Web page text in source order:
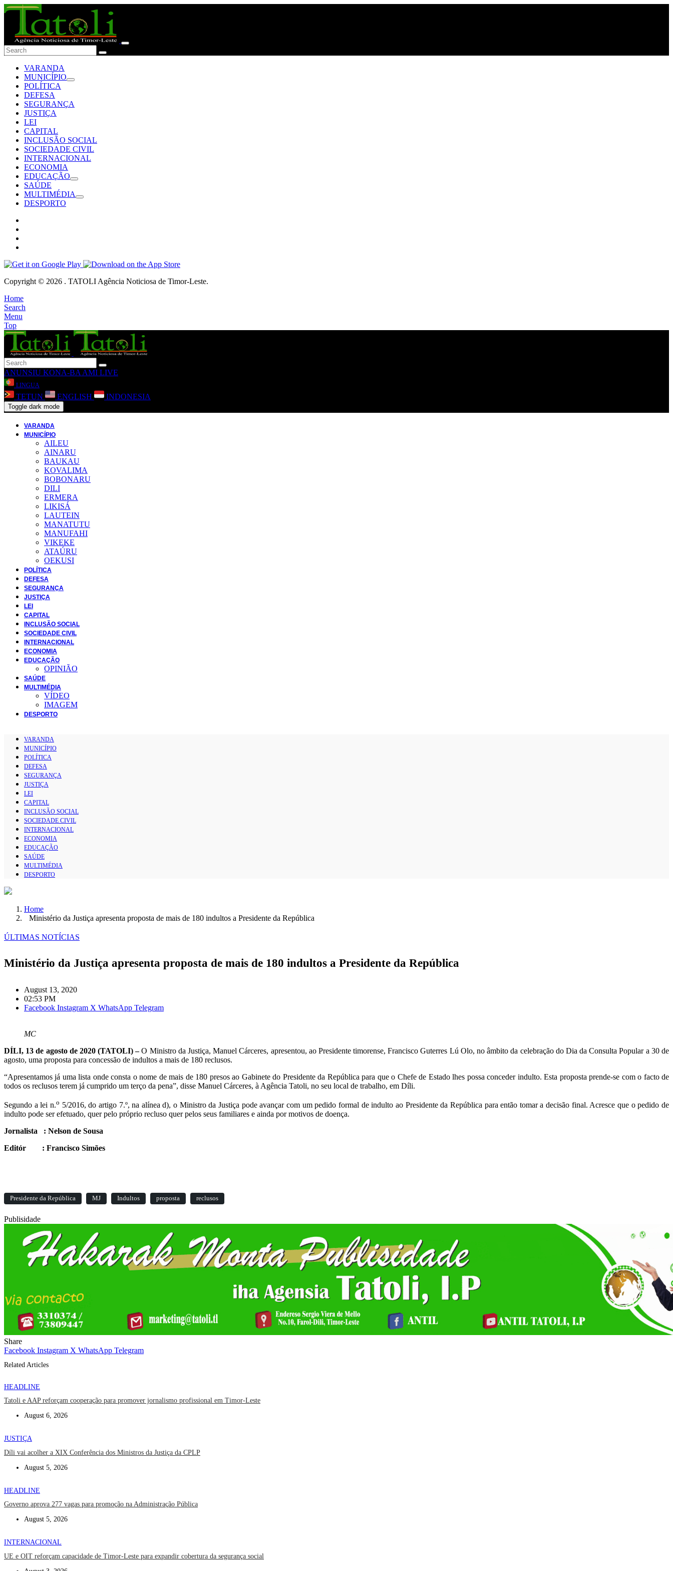
VARANDA
MUNICÍPIO
POLÍTICA
DEFESA
SEGURANÇA
JUSTIÇA
LEI
CAPITAL
INCLUSÃO SOCIAL
SOCIEDADE CIVIL
INTERNACIONAL
ECONOMIA
EDUCAÇÃO
SAÚDE
MULTIMÉDIA
DESPORTO
Copyright © 2026 . TATOLI Agência Noticiosa de Timor-Leste.
Home
Search
Menu
Top
ANUNSIU KONA-BA AMI LIVE
LINGUA
TETUN ENGLISH INDONESIA
Toggle dark mode
VARANDA
MUNICÍPIO
AILEU
AINARU
BAUKAU
KOVALIMA
BOBONARU
DILI
ERMERA
LIKISÁ
LAUTEIN
MANATUTU
MANUFAHI
VIKEKE
ATAÚRU
OEKUSI
POLÍTICA
DEFESA
SEGURANÇA
JUSTIÇA
LEI
CAPITAL
INCLUSÃO SOCIAL
SOCIEDADE CIVIL
INTERNACIONAL
ECONOMIA
EDUCAÇÃO
OPINIÃO
SAÚDE
MULTIMÉDIA
VÍDEO
IMAGEM
DESPORTO
VARANDA
MUNICÍPIO
POLÍTICA
DEFESA
SEGURANÇA
JUSTIÇA
LEI
CAPITAL
INCLUSÃO SOCIAL
SOCIEDADE CIVIL
INTERNACIONAL
ECONOMIA
EDUCAÇÃO
SAÚDE
MULTIMÉDIA
DESPORTO
Home
Ministério da Justiça apresenta proposta de mais de 180 indultos a Presidente da República
ÚLTIMAS NOTÍCIAS
Ministério da Justiça apresenta proposta de mais de 180 indultos a Presidente da República
August 13, 2020
02:53 PM
Facebook Instagram X WhatsApp Telegram
MC
DÍLI, 13 de agosto de 2020 (TATOLI) –O Ministro da Justiça, Manuel Cárceres, apresentou, ao Presidente timorense, Francisco Guterres Lú Olo, no âmbito da celebração do Dia da Consulta Popular a 30 de
agosto, uma proposta para concessão de indultos a mais de 180 reclusos.
“Apresentamos já uma lista onde consta o nome de mais de 180 presos ao Gabinete do Presidente da República para que o Chefe de Estado lhes possa conceder indulto. Esta proposta prende-se com o facto de
todos os reclusos terem já cumprido um terço da pena”, disse Manuel Cárceres, à Agência Tatoli, no seu local de trabalho, em Díli.
Segundo a lei n.o 5/2016, do artigo 7.º, na alínea d), o Ministro da Justiça pode avançar com um pedido formal de indulto ao Presidente da República para então tomar a decisão final. Acresce que o pedido de
indulto pode ser efetuado, quer pelo próprio recluso quer pelos seus familiares e ainda por motivos de doença.
Jornalista : Nelson de Sousa
Editór : Francisco Simões
Presidente da República MJ Indultos proposta reclusos
Publisidade
Share
Facebook Instagram X WhatsApp Telegram
Related Articles
HEADLINE
Tatoli e AAP reforçam cooperação para promover jornalismo profissional em Timor-Leste
August 6, 2026
JUSTIÇA
Díli vai acolher a XIX Conferência dos Ministros da Justiça da CPLP
August 5, 2026
HEADLINE
Governo aprova 277 vagas para promoção na Administração Pública
August 5, 2026
INTERNACIONAL
UE e OIT reforçam capacidade de Timor-Leste para expandir cobertura da segurança social